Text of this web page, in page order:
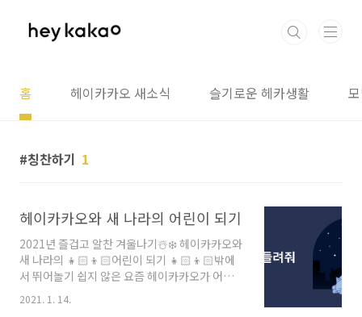
홈 헤이카카오 새소식 슬기로운 헤카생활
칭찬하기 1
헤이카카오와 새 나라의 어린이 되기
2021년 즐겁고 알찬 겨울나기☃️❄️ 헤이카카오와
새 나라의 👧🏻👦🏻어린이 되기 👧🏻👦🏻밖에
서 뛰어놀기 쉽지 않은 요즘 헤이카카오가 어린
이 친구들을 위한 키즈 콘텐츠 추천을 하려고 합
니다. 일명 헤이카카오와 새 나라의 어린이 되기!
2021. 1. 14.